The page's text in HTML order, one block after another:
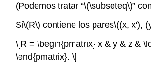
(Podemos tratar “\(\subseteq\)”
Si\(R\) contiene los pares\((x, x′),
\[R = \begin{pmatrix} x & y & z &
\end{pmatrix}. \]